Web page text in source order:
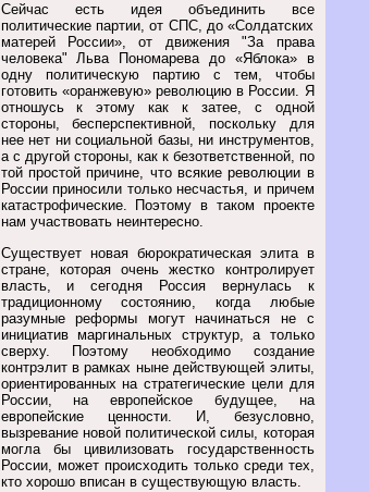
Сейчас есть идея объединить все
политические партии, от СПС, до «Солдатских
матерей России», от движения "За права
человека" Льва Пономарева до «Яблока» в
одну политическую партию с тем, чтобы
готовить «оранжевую» революцию в России. Я
отношусь к этому как к затее, с одной
стороны, бесперспективной, поскольку для
нее нет ни социальной базы, ни инструментов,
а с другой стороны, как к безответственной, по
той простой причине, что всякие революции в
России приносили только несчастья, и причем
катастрофические. Поэтому в таком проекте
нам участвовать неинтересно.
Существует новая бюрократическая элита в
стране, которая очень жестко контролирует
власть, и сегодня Россия вернулась к
традиционному состоянию, когда любые
разумные реформы могут начинаться не с
инициатив маргинальных структур, а только
сверху. Поэтому необходимо создание
контрэлит в рамках ныне действующей элиты,
ориентированных на стратегические цели для
России, на европейское будущее, на
европейские ценности. И, безусловно,
вызревание новой политической силы, которая
могла бы цивилизовать государственность
России, может происходить только среди тех,
кто хорошо вписан в существующую власть.